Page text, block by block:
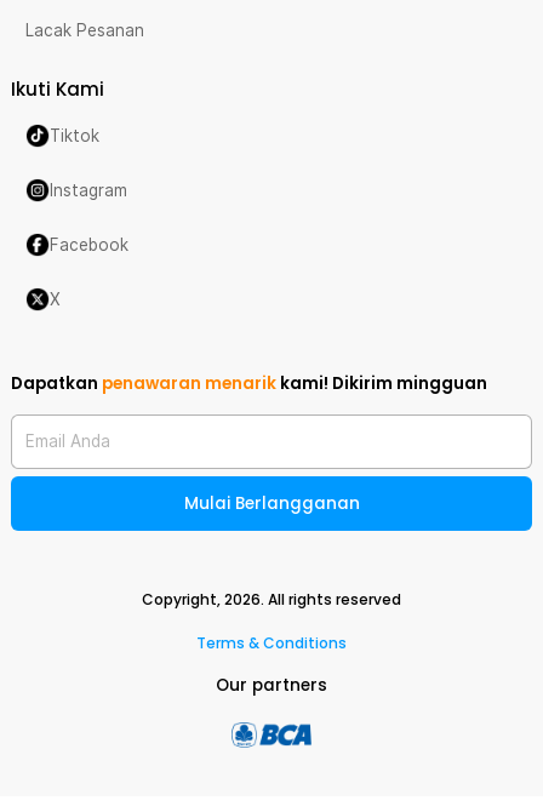
Lacak Pesanan
Ikuti Kami
Tiktok
Instagram
Facebook
X
Dapatkan penawaran menarik kami! Dikirim mingguan
Email Anda
Mulai Berlangganan
Copyright,2026. All rights reserved
Terms & Conditions
Our partners